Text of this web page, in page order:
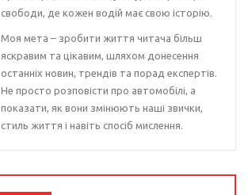
свободи, де кожен водій має свою історію.
Моя мета – зробити життя читача більш
яскравим та цікавим, шляхом донесення
останніх новин, трендів та порад експертів.
Не просто розповісти про автомобілі, а
показати, як вони змінюють наші звички,
стиль життя і навіть спосіб мислення.